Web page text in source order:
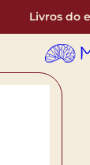
Livros do